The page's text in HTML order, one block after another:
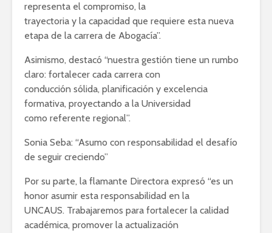
representa el compromiso, la
trayectoria y la capacidad que requiere esta nueva
etapa de la carrera de Abogacía”.
Asimismo, destacó “nuestra gestión tiene un rumbo
claro: fortalecer cada carrera con
conducción sólida, planificación y excelencia
formativa, proyectando a la Universidad
como referente regional”.
Sonia Seba: “Asumo con responsabilidad el desafío
de seguir creciendo”
Por su parte, la flamante Directora expresó “es un
honor asumir esta responsabilidad en la
UNCAUS. Trabajaremos para fortalecer la calidad
académica, promover la actualización